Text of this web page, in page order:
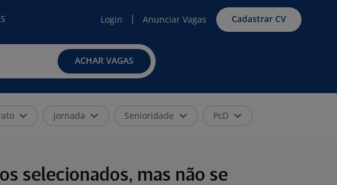
Login Anunciar Vagas Cadastrar CV
ACHAR VAGAS
Jornada Senioridade PcD
selecionados, mas não se